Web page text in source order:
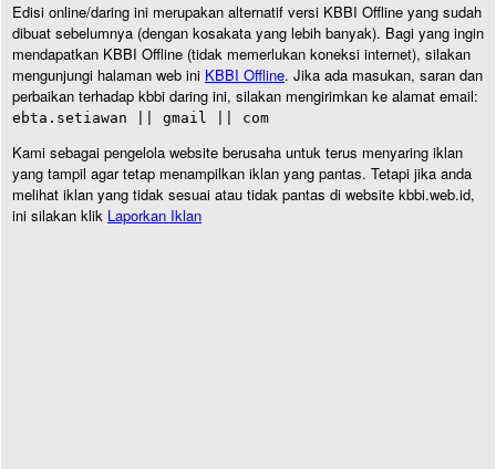
Edisi online/daring ini merupakan alternatif versi KBBI Offline yang sudah
dibuat sebelumnya (dengan kosakata yang lebih banyak). Bagi yang ingin
mendapatkan KBBI Offline (tidak memerlukan koneksi internet), silakan
mengunjungi halaman web ini KBBI Offline. Jika ada masukan, saran dan
perbaikan terhadap kbbi daring ini, silakan mengirimkan ke alamat email:
ebta.setiawan || gmail || com
Kami sebagai pengelola website berusaha untuk terus menyaring iklan
yang tampil agar tetap menampilkan iklan yang pantas. Tetapi jika anda
melihat iklan yang tidak sesuai atau tidak pantas di website kbbi.web.id,
ini silakan klik Laporkan Iklan